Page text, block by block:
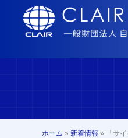
ホーム » 新着情報 » 「サ